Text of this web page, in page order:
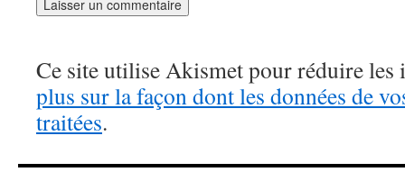
Ce site utilise Akismet pour réduire les
plus sur la façon dont les données de
traitées.